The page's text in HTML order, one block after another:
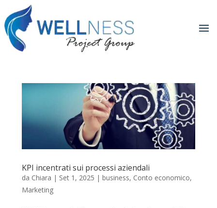
KPI incentrati sui processi aziendali
da Chiara | Set 1, 2025 | business, Conto economico,
Marketing